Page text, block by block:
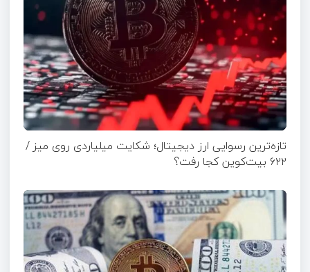
تازه‌ترین رسوایی ارز دیجیتال؛ شکایت میلیاردی روی میز /
۶۲۲ بیت‌کوین کجا رفت؟